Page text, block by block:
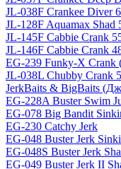
JL-038F Crankee Diver
JL-128F Aquamax Shad
JL-145F Cabbie Crank
JL-146F Cabbie Crank
EG-239 Funky-X Crank
JL-038L Chubby Crank
JerkBaits & BigBaits
EG-228A Buster Swim
EG-078 Big Bandit
EG-230 Catchy Jerk
EG-048 Buster Jerk
EG-048S Buster Jerk
EG-049 Buster Jerk II